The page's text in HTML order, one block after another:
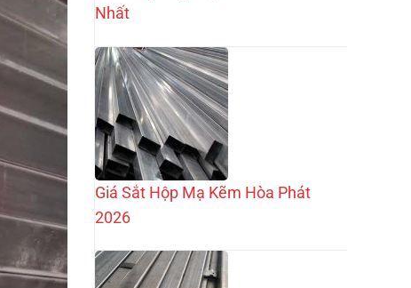
Nhất
Giá Sắt Hộp Mạ Kẽm Hòa Phát
2026